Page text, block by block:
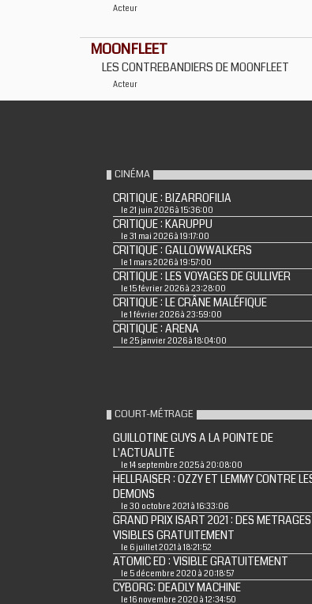
Acteur
MOONFLEET
LES CONTREBANDIERS DE MOONFLEET
Acteur
CINÉMA
CRITIQUE : BIZARROFILIA
le 21 juin 2026 à 15:36:00
CRITIQUE : KARUPPU
le 31 mai 2026 à 19:17:00
CRITIQUE : GALLOWWALKERS
le 1 mars 2026 à 19:57:00
CRITIQUE : LES VOYAGES DE GULLIVER
le 15 février 2026 à 23:28:00
CRITIQUE : LE CRÂNE MALÉFIQUE
le 1 février 2026 à 23:59:00
CRITIQUE : ARENA
le 25 janvier 2026 à 18:04:00
COURT-MÉTRAGE
GUILLOTINE GUYS A LA POINTE DE
L'ACTUALITE
le 14 septembre 2025 à 20:08:00
HELLRAISER : OZZY ET LEMMY CONTRE
DEMONS
le 30 octobre 2021 à 16:33:06
GRAND PRIX ISART 2021 : DES METRAGES
VISIBLES GRATUITEMENT
le 6 juillet 2021 à 18:21:52
ATOMIC ED : VISIBLE GRATUITEMENT
le 5 décembre 2020 à 20:18:57
CYBORG: DEADLY MACHINE
le 16 novembre 2020 à 12:34:50